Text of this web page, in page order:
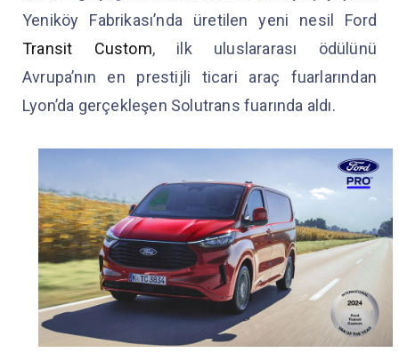
Yeniköy Fabrikası’nda üretilen yeni nesil Ford
Transit Custom, ilk uluslararası ödülünü
Avrupa’nın en prestijli ticari araç fuarlarından
Lyon’da gerçekleşen Solutrans fuarında aldı.